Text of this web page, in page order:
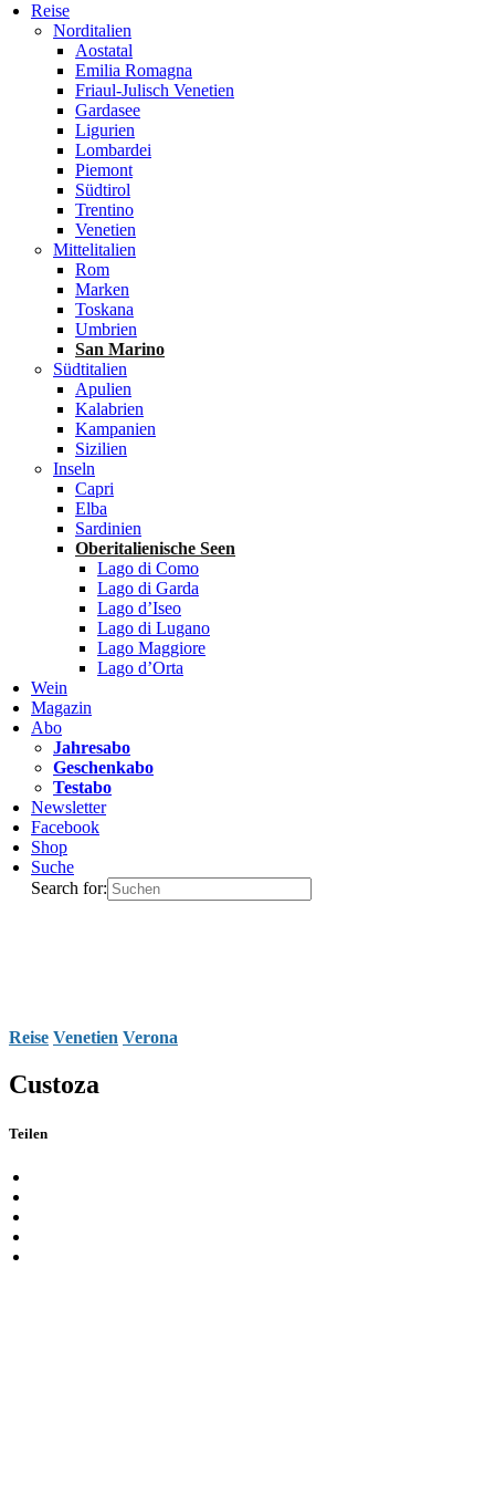
Reise
Norditalien
Aostatal
Emilia Romagna
Friaul-Julisch Venetien
Gardasee
Ligurien
Lombardei
Piemont
Südtirol
Trentino
Venetien
Mittelitalien
Rom
Marken
Toskana
Umbrien
San Marino
Südtitalien
Apulien
Kalabrien
Kampanien
Sizilien
Inseln
Capri
Elba
Sardinien
Oberitalienische Seen
Lago di Como
Lago di Garda
Lago d’Iseo
Lago di Lugano
Lago Maggiore
Lago d’Orta
Wein
Magazin
Abo
Jahresabo
Geschenkabo
Testabo
Newsletter
Facebook
Shop
Suche
Search for:
Reise Venetien Verona
Custoza
Teilen